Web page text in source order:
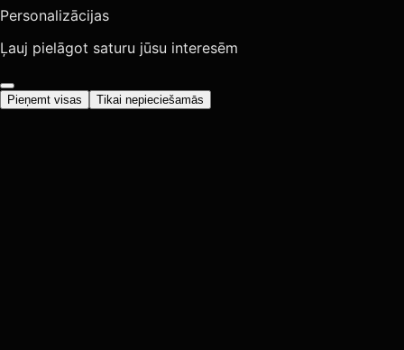
Personalizācijas
Ļauj pielāgot saturu jūsu interesēm
Pieņemt visas Tikai nepieciešamās